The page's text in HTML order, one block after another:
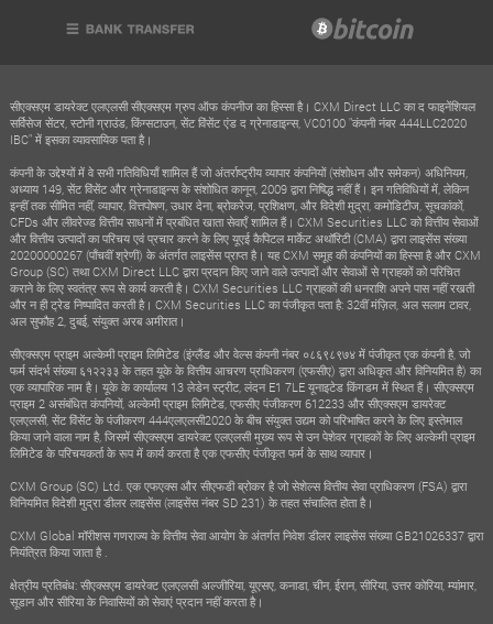
सीएक्सएम डायरेक्ट एलएलसी सीएक्सएम ग्रुप ऑफ कंपनीज का हिस्सा है। CXM Direct LLC का द फाइनेंशियल
सर्विसेज सेंटर, स्टोनी ग्राउंड, किंग्सटाउन, सेंट विंसेंट एंड द ग्रेनाडाइन्स, VC0100 "कंपनी नंबर 444LLC2020
IBC" में इसका व्यावसायिक पता है।
कंपनी के उद्देश्यों में वे सभी गतिविधियाँ शामिल हैं जो अंतर्राष्ट्रीय व्यापार कंपनियों (संशोधन और समेकन) अधिनियम,
अध्याय 149, सेंट विंसेंट और ग्रेनाडाइन्स के संशोधित कानून, 2009 द्वारा निषिद्ध नहीं हैं। इन गतिविधियों में, लेकिन
इन्हीं तक सीमित नहीं, व्यापार, वित्तपोषण, उधार देना, ब्रोकरेज, प्रशिक्षण, और विदेशी मुद्रा, कमोडिटीज, सूचकांकों,
CFDs और लीवरेज्ड वित्तीय साधनों में प्रबंधित खाता सेवाएँ शामिल हैं। CXM Securities LLC को वित्तीय सेवाओं
और वित्तीय उत्पादों का परिचय एवं प्रचार करने के लिए यूएई कैपिटल मार्केट अथॉरिटी (CMA) द्वारा लाइसेंस संख्या
20200000267 (पाँचवीं श्रेणी) के अंतर्गत लाइसेंस प्राप्त है। यह CXM समूह की कंपनियों का हिस्सा है और CXM
Group (SC) तथा CXM Direct LLC द्वारा प्रदान किए जाने वाले उत्पादों और सेवाओं से ग्राहकों को परिचित
कराने के लिए स्वतंत्र रूप से कार्य करती है। CXM Securities LLC ग्राहकों की धनराशि अपने पास नहीं रखती
और न ही ट्रेड निष्पादित करती है। CXM Securities LLC का पंजीकृत पता है: 32वीं मंज़िल, अल सलाम टावर,
अल सुफौह 2, दुबई, संयुक्त अरब अमीरात।
सीएक्सएम प्राइम अल्केमी प्राइम लिमिटेड (इंग्लैंड और वेल्स कंपनी नंबर ०८६९८९७४ में पंजीकृत एक कंपनी है, जो
फर्म संदर्भ संख्या ६१२२३३ के तहत यूके के वित्तीय आचरण प्राधिकरण (एफसीए) द्वारा अधिकृत और विनियमित है) का
एक व्यापारिक नाम है। यूके के कार्यालय 13 लेडेन स्ट्रीट, लंदन E1 7LE यूनाइटेड किंगडम में स्थित हैं। सीएक्सएम
प्राइम 2 असंबंधित कंपनियों, अल्केमी प्राइम लिमिटेड, एफसीए पंजीकरण 612233 और सीएक्सएम डायरेक्ट
एलएलसी, सेंट विंसेंट के पंजीकरण 444एलएलसी2020 के बीच संयुक्त उद्यम को परिभाषित करने के लिए इस्तेमाल
किया जाने वाला नाम है, जिसमें सीएक्सएम डायरेक्ट एलएलसी मुख्य रूप से उन पेशेवर ग्राहकों के लिए अल्केमी प्राइम
लिमिटेड के परिचयकर्ता के रूप में कार्य करता है एक एफसीए पंजीकृत फर्म के साथ व्यापार।
CXM Group (SC) Ltd. एक एफएक्स और सीएफडी ब्रोकर है जो सेशेल्स वित्तीय सेवा प्राधिकरण (FSA) द्वारा
विनियमित विदेशी मुद्रा डीलर लाइसेंस (लाइसेंस नंबर SD 231) के तहत संचालित होता है।
CXM Global मॉरीशस गणराज्य के वित्तीय सेवा आयोग के अंतर्गत निवेश डीलर लाइसेंस संख्या GB21026337 द्वारा
नियंत्रित किया जाता है .
क्षेत्रीय प्रतिबंध: सीएक्सएम डायरेक्ट एलएलसी अल्जीरिया, यूएसए, कनाडा, चीन, ईरान, सीरिया, उत्तर कोरिया, म्यांमार,
सूडान और सीरिया के निवासियों को सेवाएं प्रदान नहीं करता है।